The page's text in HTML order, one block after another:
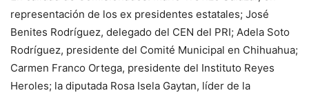
representación de los ex presidentes estatales; José
Benites Rodríguez, delegado del CEN del PRI; Adela Soto
Rodríguez, presidente del Comité Municipal en Chihuahua;
Carmen Franco Ortega, presidente del Instituto Reyes
Heroles; la diputada Rosa Isela Gaytan, líder de la